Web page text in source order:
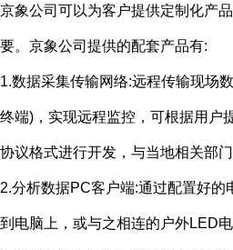
京象公司可以为客户提供定制化产
要。京象公司提供的配套产品有:
1.数据采集传输网络:远程传输现场
终端) ，实现远程监控，可根据用户
协议格式进行开发，与当地相关部门
2.分析数据PC客户端:通过配置好的
到电脑上，或与之相连的户外LED